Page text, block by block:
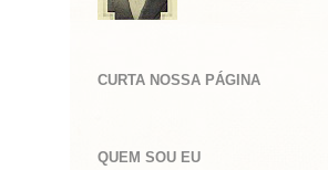
CURTA NOSSA PÁGINA
QUEM SOU EU